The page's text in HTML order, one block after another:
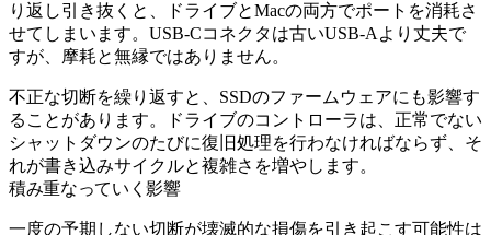
り返し引き抜くと、ドライブとMacの両方でポートを消耗さ
せてしまいます。USB-Cコネクタは古いUSB-Aより丈夫で
すが、摩耗と無縁ではありません。
不正な切断を繰り返すと、SSDのファームウェアにも影響す
ることがあります。ドライブのコントローラは、正常でない
シャットダウンのたびに復旧処理を行わなければならず、そ
れが書き込みサイクルと複雑さを増やします。
積み重なっていく影響
一度の予期しない切断が壊滅的な損傷を引き起こす可能性は